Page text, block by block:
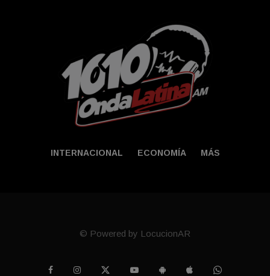
INTERNACIONAL ECONOMÍA MÁS
© Powered by LocucionAR